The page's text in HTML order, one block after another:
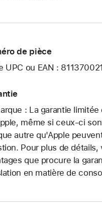
de pièce
UPC ou EAN :
: La garantie
même si ceux-ci
autre qu'Apple
Pour plus de
que procure la
en matière de